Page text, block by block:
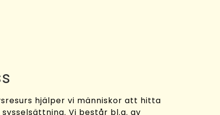
hjälper vi människor att hitta
Vi består bl.a. av